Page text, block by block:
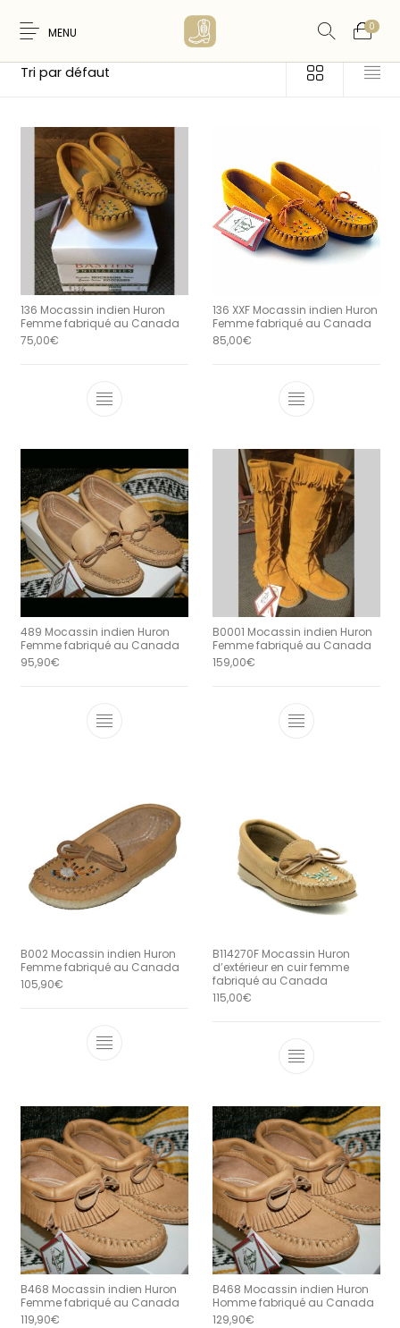
MENU 0
Nouveaux
Produits
FEMME HOMME
WESTERN &
COUNTRY
ARTISANAT
AMERINDIEN
ACCESSOIRES
Accueil / Produits identifiés “Huron”
136 Mocassin indien Huron
Femme fabriqué au Canada
75,00€
Ce produit a plusieurs variations.
136 XXF Mocassin indien Huron
Femme fabriqué au Canada
85,00€
Ce produit a
489 Mocassin indien Huron
Femme fabriqué au Canada
95,90€
Ce produit a plusieurs variations.
B0001 Mocassin indien Huron
Femme fabriqué au Canada
159,00€
Ce produit a
B002 Mocassin indien Huron
Femme fabriqué au Canada
105,90€
Ce produit a plusieurs variations.
B114270F Mocassin Huron
d’extérieur en cuir femme
fabriqué au Canada
115,00€
Ce produit a
B468 Mocassin indien Huron
Femme fabriqué au Canada
119,90€
B468 Mocassin indien Huron
Homme fabriqué au Canada
129,90€